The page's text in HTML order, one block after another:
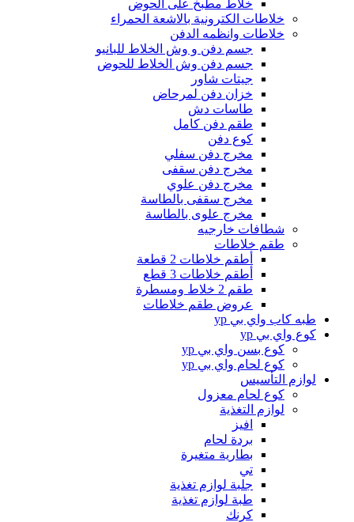
خلاط مطبخ على الحوض
خلاطات الكترونية بالاشعة الحمراء
خلاطات وانظمه الدفن
جسم دفن و وش الخلاط للبانيو
جسم دفن وش الخلاط للحوض
جيتات شاور
خزان دفن لمرحاض
طاسات دش
طقم دفن كامل
كوع دفن
مخرج دفن سفلي
مخرج دفن سقفى
مخرج دفن علوي
مخرج سقفى بالطاسة
مخرج علوى بالطاسة
شطافات خارجيه
طقم خلاطات
أطقم خلاطات 2 قطعة
أطقم خلاطات 3 قطع
طقم 2 خلاط ومسطرة
عروض طقم خلاطات
طبه كاب واي بي yp
كوع واي بي yp
كوع بسن واي بي yp
كوع لحام واي بي yp
لوازم التأسيس
كوع لحام معزول
لوازم التغذية
افيز
بردة لحام
بطارية متغيرة
تي
جلبة لوازم تغذية
طبة لوازم تغذية
كرنك